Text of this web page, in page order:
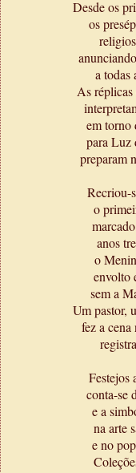
Desde os
os
a todas
As réplicas
em torno
para
preparam
Recriou-
o
anos
o
envolto
sem a
Um pastor,
fez a
Festejos
conta-se
e a
na arte
e no